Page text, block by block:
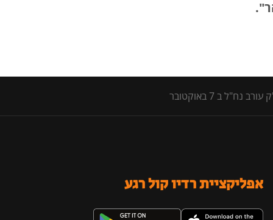
ב 7 באוקטובר
אפליקציית רדיו קול רגע